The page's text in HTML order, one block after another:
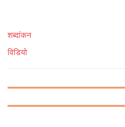
शब्दांकन
विडियो